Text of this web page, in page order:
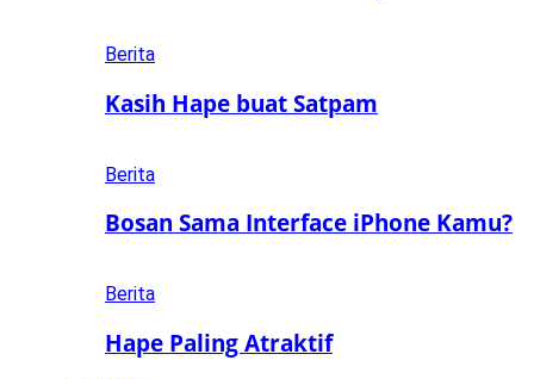
Berita
Kasih Hape buat Satpam
Berita
Bosan Sama Interface iPhone Kamu?
Berita
Hape Paling Atraktif